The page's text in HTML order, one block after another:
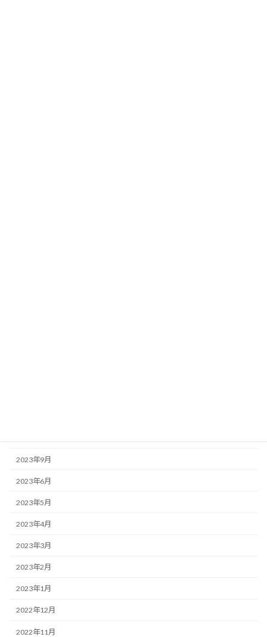
2023年9月
2023年6月
2023年5月
2023年4月
2023年3月
2023年2月
2023年1月
2022年12月
2022年11月